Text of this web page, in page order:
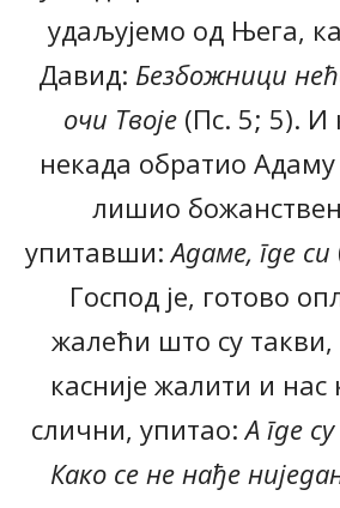
удаљујемо од Њега,
Давид: Безбожници
очи Твоје(Пс. 5; 5). И
некада обратио Адаму
лишио
упитавши:Адаме, где си
Господ је, готово
жалећи што су
касније жалити и нас
слични, упитао:А где
Како се не нађе